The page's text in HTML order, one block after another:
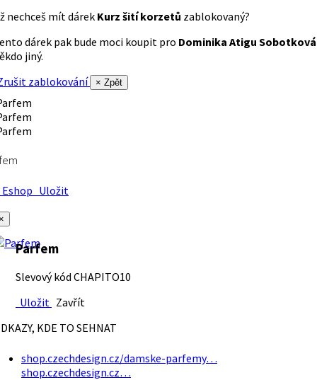
nechceš mít dárek Kurz šití korzetů zablokovaný?
dárek pak bude moci koupit pro Dominika Atigu Sobotková
jiný.
zablokování
× Zpět
Uložit
Parfem
Slevový kód CHAPITO10
Uložit Zavřít
KDE TO SEHNAT
shop.czechdesign.cz/damske-parfemy…
shop.czechdesign.cz…